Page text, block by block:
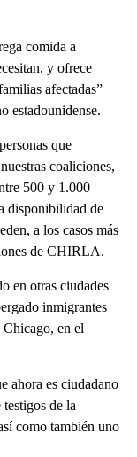
comida a
y ofrece
afectadas”
estadounidense.
que
coaliciones,
500 y 1.000
disponibilidad de
a los casos más
de CHIRLA.
en otras ciudades
inmigrantes
en el
ahora es ciudadano
de la
como también uno